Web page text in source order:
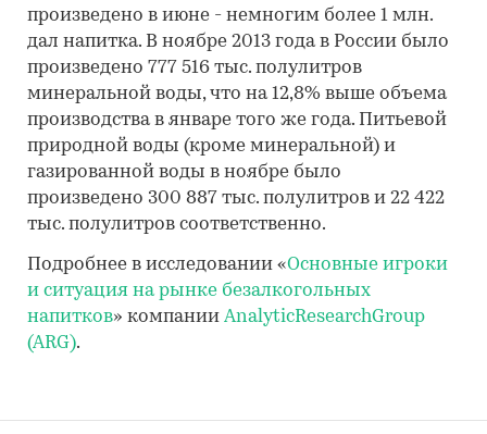
произведено в июне - немногим более 1 млн.
дал напитка. В ноябре 2013 года в России было
произведено 777 516 тыс. полулитров
минеральной воды, что на 12,8% выше объема
производства в январе того же года. Питьевой
природной воды (кроме минеральной) и
газированной воды в ноябре было
произведено 300 887 тыс. полулитров и 22 422
тыс. полулитров соответственно.
Подробнее в исследовании «Основные игроки
и ситуация на рынке безалкогольных
напитков» компании AnalyticResearchGroup
(ARG).